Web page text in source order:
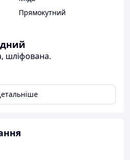
Прямокутний
шліфована.
зону дії.